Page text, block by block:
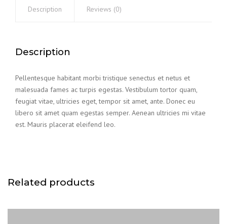
Description Reviews (0)
Description
Pellentesque habitant morbi tristique senectus et netus et
malesuada fames ac turpis egestas. Vestibulum tortor quam,
feugiat vitae, ultricies eget, tempor sit amet, ante. Donec eu
libero sit amet quam egestas semper. Aenean ultricies mi vitae
est. Mauris placerat eleifend leo.
Related products